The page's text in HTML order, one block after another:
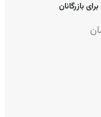
بازرگانان